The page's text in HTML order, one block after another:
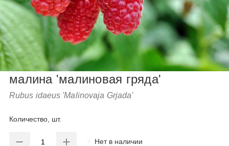
малина 'малиновая гряда'
Rubus idaeus 'Malinovaja Grjada'
Количество, шт.
Нет в наличии